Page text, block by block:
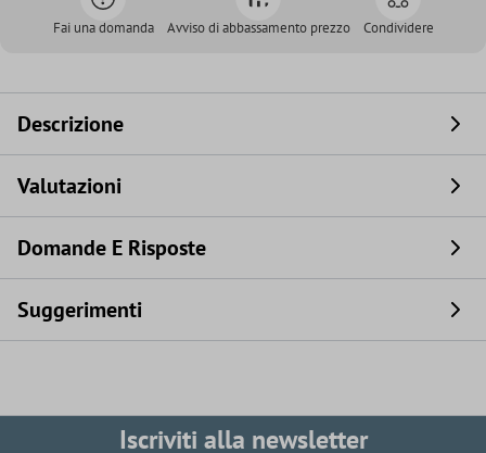
Fai una domanda Avviso di abbassamento prezzo Condividere
Descrizione
Valutazioni
Domande E Risposte
Suggerimenti
Iscriviti alla newsletter